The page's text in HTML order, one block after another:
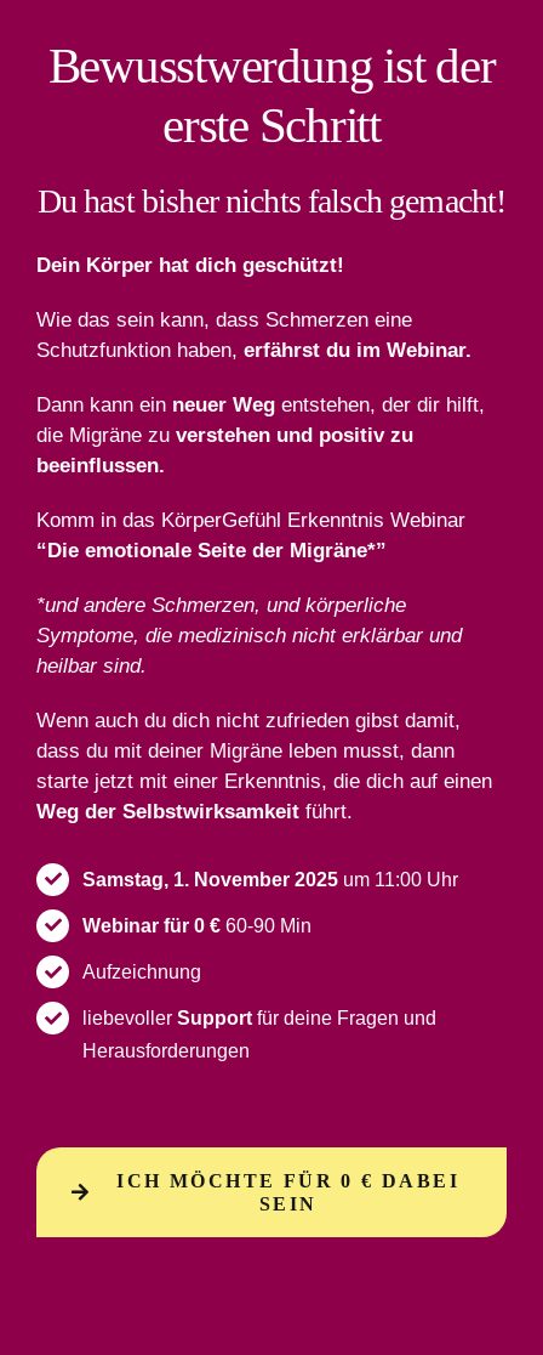
Bewusstwerdung ist der
erste Schritt
Du hast bisher nichts falsch gemacht!
Dein Körper hat dich geschützt!
Wie das sein kann, dass Schmerzen eine
Schutzfunktion haben, erfährst du im Webinar.
Dann kann einneuer Wegentstehen, der dir hilft,
die Migräne zu verstehen und positiv zu
beeinflussen.
Komm in das KörperGefühl Erkenntnis Webinar
“Die emotionale Seite der Migräne*”
*und andere Schmerzen, und körperliche
Symptome, die medizinisch nicht erklärbar und
heilbar sind.
Wenn auch du dich nicht zufrieden gibst damit,
dass du mit deiner Migräne leben musst, dann
starte jetzt mit einer Erkenntnis, die dich auf einen
Weg der Selbstwirksamkeitführt.
Samstag, 1. November 2025 um 11:00 Uhr
Webinar für 0 € 60-90 Min
Aufzeichnung
liebevollerSupport für deine Fragen und
Herausforderungen
ICH MÖCHTE FÜR 0 € DABEI
SEIN